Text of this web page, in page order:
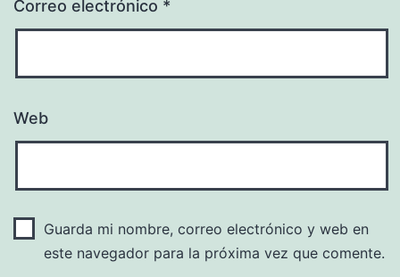
Correo electrónico *
Web
Guarda mi nombre, correo electrónico y web en
este navegador para la próxima vez que comente.